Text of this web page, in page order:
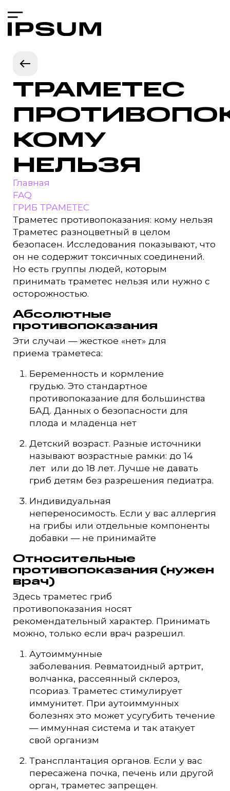
ТРАМЕТЕС
КОМУ
НЕЛЬЗЯ
Главная
FAQ
ГРИБ ТРАМЕТЕС
Траметес противопоказания: кому нельзя
Траметес разноцветный в целом
безопасен. Исследования показывают, что
он не содержит токсичных соединений.
Но есть группы людей, которым
принимать траметес нельзя или нужно с
осторожностью.
Абсолютные
противопоказания
Эти случаи — жесткое «нет» для
приема траметеса:
Беременность и кормление
грудью. Это стандартное
противопоказание для большинства
БАД. Данных о безопасности для
плода и младенца нет
Детский возраст. Разные источники
называют возрастные рамки: до 14
лет или до 18 лет. Лучше не давать
гриб детям без разрешения педиатра.
Индивидуальная
непереносимость. Если у вас аллергия
на грибы или отдельные компоненты
добавки — не принимайте
Относительные
противопоказания (нужен
врач)
Здесь траметес гриб
противопоказания носят
рекомендательный характер. Принимать
можно, только если врач разрешил.
Аутоиммунные
заболевания. Ревматоидный артрит,
волчанка, рассеянный склероз,
псориаз. Траметес стимулирует
иммунитет. При аутоиммунных
болезнях это может усугубить течение
— иммунная система и так атакует
свой организм
Трансплантация органов. Если у вас
пересажена почка, печень или другой
орган, траметес запрещен.